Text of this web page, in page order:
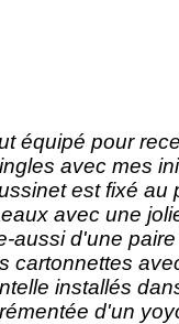
équipé pour
avec mes
est fixé au
avec une
aussi d'une
cartonnettes
installés
d'un